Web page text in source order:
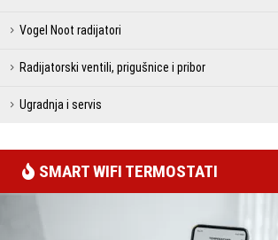
Vogel Noot radijatori
Radijatorski ventili, prigušnice i pribor
Ugradnja i servis
SMART WIFI TERMOSTATI